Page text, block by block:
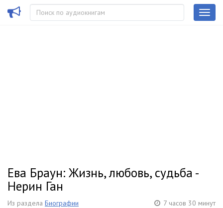
Ева Браун: Жизнь, любовь, судьба -
Нерин Ган
Из раздела Биографии 7 часов 30 минут